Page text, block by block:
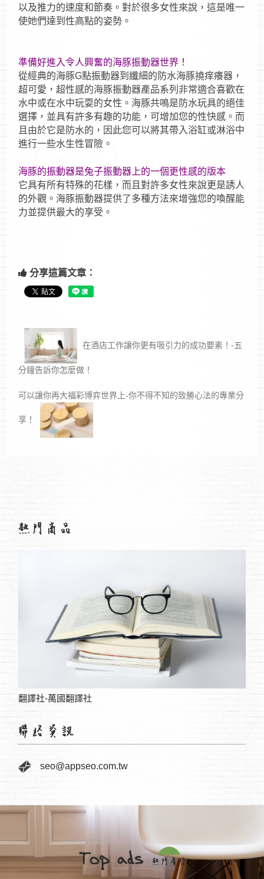
以及推力的速度和節奏。對於很多女性來說，這是唯一
使她們達到性高點的姿勢。
準備好進入令人興奮的海豚振動器世界！
從經典的海豚G點振動器到纖細的防水海豚撓痒癢器，
超可愛，超性感的海豚振動器產品系列非常適合喜歡在
水中或在水中玩耍的女性。海豚共鳴是防水玩具的絕佳
選擇，並具有許多有趣的功能，可增加您的性快感。而
且由於它是防水的，因此您可以將其帶入浴缸或淋浴中
進行一些水生性冒險。
海豚的振動器是兔子振動器上的一個更性感的版本
它具有所有特殊的花樣，而且對許多女性來說更是誘人
的外觀。海豚振動器提供了多種方法來增強您的喚醒能
力並提供最大的享受。
分享這篇文章：
在酒店工作讓你更有吸引力的成功要素！-五
分鐘告訴你怎麼做！
可以讓你再大福彩博弈世界上-你不得不知的致勝心法的專業分
享！
seo@appseo.com.tw